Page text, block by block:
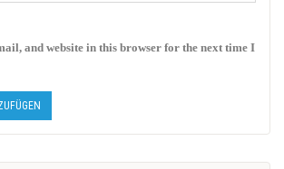
and website in this browser for the next time I